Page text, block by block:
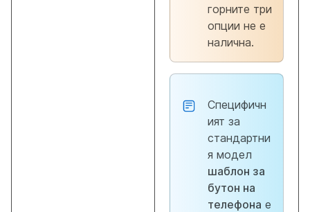
горните три
опции не е
налична.
Специфичн
ият за
стандартни
я модел
шаблон за
бутон на
телефона е